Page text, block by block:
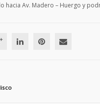
Av. Madero – Huergo y